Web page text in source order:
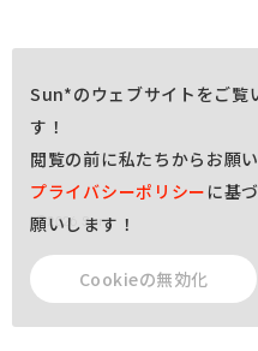
Contact
ご相談はこちら
Sun*のウェブサイトをご覧
す！
閲覧の前に私たちからお願い
プライバシーポリシーに基
願いします！
Cookieの無効化
©2026 Sun*